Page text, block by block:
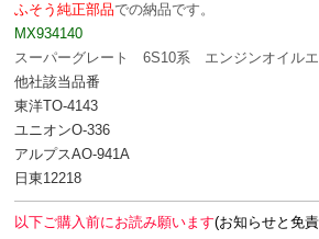
ふそう純正部品での納品です。
MX934140
スーパーグレート 6S10系 エンジンオイル
他社該当品番
東洋TO-4143
ユニオンO-336
アルプスAO-941A
日東12218
以下ご購入前にお読み願います(お知らせと免